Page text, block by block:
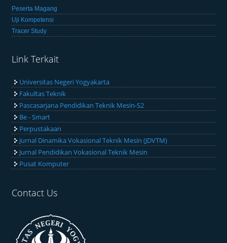
Peserta Magang
Uji Kompetensi
Tracer Study
Link Terkait
Universitas Negeri Yogyakarta
Fakultas Teknik
Pascasarjana Pendidikan Teknik Mesin-S2
Be - Smart
Perpustakaan
Jurnal Dinamika Vokasional Teknik Mesin (JDVTM)
Jurnal Pendidikan Vokasional Teknik Mesin
Pusat Komputer
Contact Us